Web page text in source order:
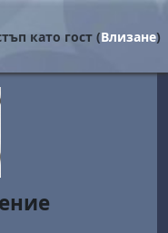
като гост (Влизане)